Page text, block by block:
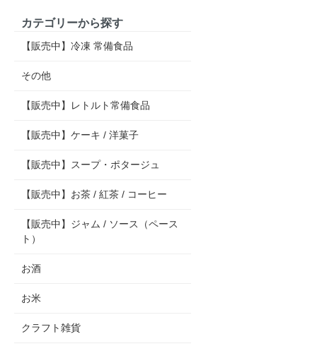
カテゴリーから探す
【販売中】冷凍 常備食品
その他
【販売中】レトルト常備食品
【販売中】ケーキ / 洋菓子
【販売中】スープ・ポタージュ
【販売中】お茶 / 紅茶 / コーヒー
【販売中】ジャム / ソース（ペース
ト）
お酒
お米
クラフト雑貨